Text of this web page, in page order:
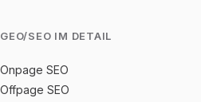
GEO/SEO IM DETAIL
Onpage SEO
Offpage SEO